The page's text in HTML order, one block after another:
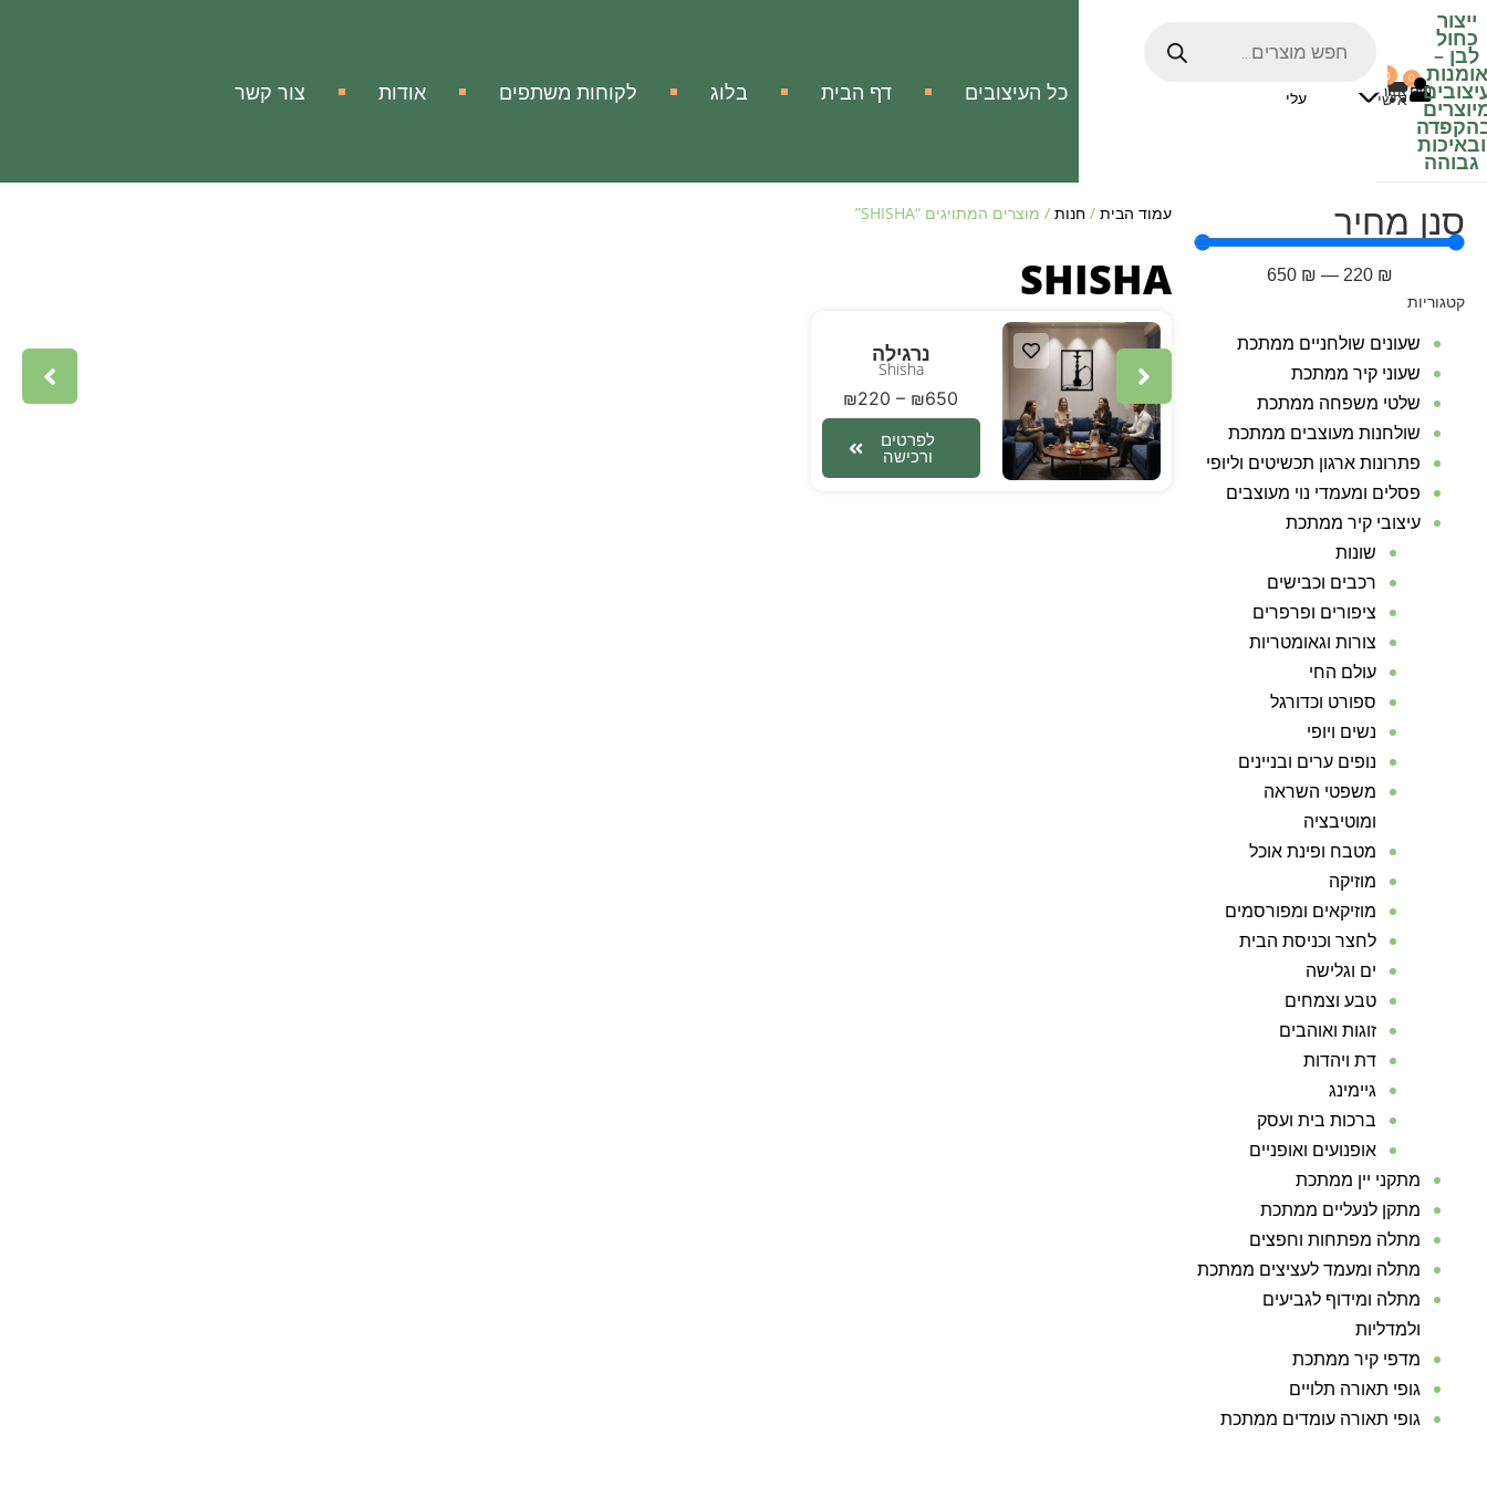
ייצור
כחול
לבן –
אומנות
ובאיכות
גבוהה
₪0
0
עלי
0
אזור
אישי כל העיצובים דף הבית בלוג לקוחות משתפים אודות צור קשר
סנן מחיר
₪
220
—
₪
650
קטגוריות
שעונים שולחניים ממתכת
שעוני קיר ממתכת
שלטי משפחה ממתכת
שולחנות מעוצבים ממתכת
פתרונות ארגון תכשיטים וליופי
פסלים ומעמדי נוי מעוצבים
עיצובי קיר ממתכת
שונות
רכבים וכבישים
ציפורים ופרפרים
צורות וגאומטריות
עולם החי
ספורט וכדורגל
נשים ויופי
נופים ערים ובניינים
משפטי השראה
ומוטיבציה
מטבח ופינת אוכל
מוזיקה
מוזיקאים ומפורסמים
לחצר וכניסת הבית
ים וגלישה
טבע וצמחים
זוגות ואוהבים
דת ויהדות
גיימינג
ברכות בית ועסק
אופנועים ואופניים
מתקני יין ממתכת
מתקן לנעליים ממתכת
מתלה מפתחות וחפצים
מתלה ומעמד לעציצים ממתכת
מתלה ומידוף לגביעים
ולמדליות
מדפי קיר ממתכת
גופי תאורה תלויים
גופי תאורה עומדים ממתכת
עמוד הבית/ חנות/ מוצרים המתויגים “SHISHA”
SHISHA
נרגילה
Shisha
₪220 – ₪650
לפרטים
ורכישה